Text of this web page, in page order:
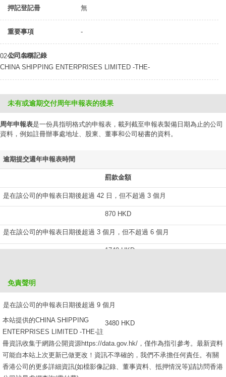
押記登記冊 無
重要事項 -
公司名稱記錄
02-11-1946
CHINA SHIPPING ENTERPRISES LIMITED -THE-
未有或逾期交付周年申報表的後果
周年申報表是一份具指明格式的申報表，載列截至申報表製備日期為止的公司
資料，例如註冊辦事處地址、股東、董事和公司秘書的資料。
逾期提交週年申報表時間
罰款金額
是在該公司的申報表日期後超過 42 日，但不超過 3 個月
870 HKD
是在該公司的申報表日期後超過 3 個月，但不超過 6 個月
1740 HKD
是在該公司的申報表日期後超過 9 個月
3480 HKD
免責聲明
本站提供的CHINA SHIPPING
ENTERPRISES LIMITED -THE-註
冊資訊收集于網路公開資源https://data.gov.hk/，僅作為指引參考。最新資料
可能自本站上次更新已做更改！資訊不準確的，我們不承擔任何責任。有關
香港公司的更多詳細資訊(如檔影像記錄、董事資料、抵押情況等)請訪問香港